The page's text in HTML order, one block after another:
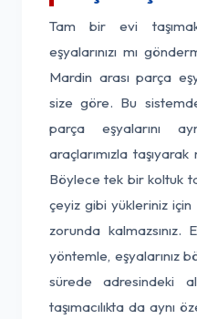
Tam bir evi
eşyalarınızı mı
Mardin arası parça
size göre. Bu
parça eşyalarını
araçlarımızla
Böylece tek bir koltuk
çeyiz gibi yükleriniz
zorunda kalmazsınız.
yöntemle, eşyalarınız
sürede adresindeki
taşımacılıkta da aynı